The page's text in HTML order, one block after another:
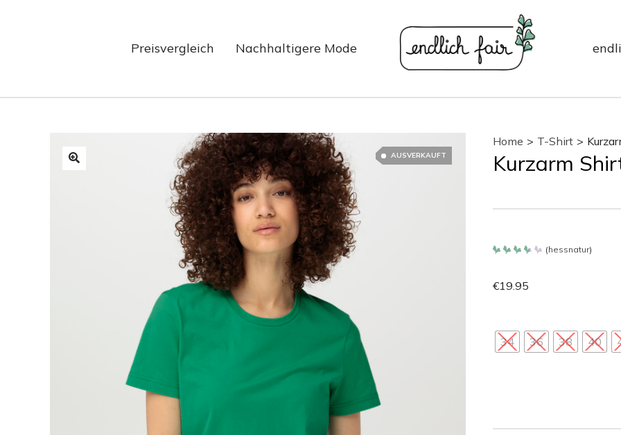
Preisvergleich Nachhaltigere Mode
AUSVERKAUFT
Home > T-Shirt >
Kurzarm
von 5
(hessnatur)
€19.95
34 36 38 40